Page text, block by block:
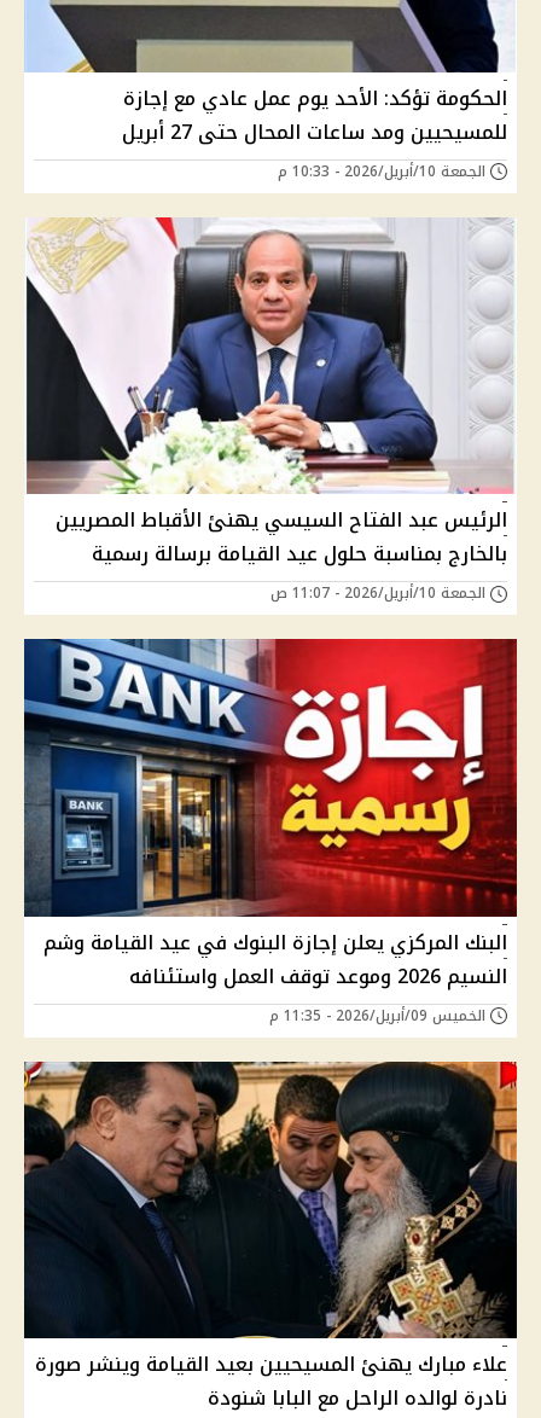
الحكومة تؤكد: الأحد يوم عمل عادي مع إجازة
للمسيحيين ومد ساعات المحال حتى 27 أبريل
الجمعة 10/أبريل/2026 - 10:33 م
الرئيس عبد الفتاح السيسي يهنئ الأقباط المصريين
بالخارج بمناسبة حلول عيد القيامة برسالة رسمية
الجمعة 10/أبريل/2026 - 11:07 ص
البنك المركزي يعلن إجازة البنوك في عيد القيامة وشم
النسيم 2026 وموعد توقف العمل واستئنافه
الخميس 09/أبريل/2026 - 11:35 م
علاء مبارك يهنئ المسيحيين بعيد القيامة وينشر صورة
نادرة لوالده الراحل مع البابا شنودة